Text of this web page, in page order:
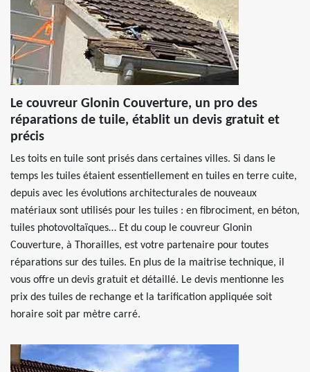
Le couvreur Glonin Couverture, un pro des
réparations de tuile, établit un devis gratuit et
précis
Les toits en tuile sont prisés dans certaines villes. Si dans le
temps les tuiles étaient essentiellement en tuiles en terre cuite,
depuis avec les évolutions architecturales de nouveaux
matériaux sont utilisés pour les tuiles : en fibrociment, en béton,
tuiles photovoltaïques… Et du coup le couvreur Glonin
Couverture, à Thorailles, est votre partenaire pour toutes
réparations sur des tuiles. En plus de la maitrise technique, il
vous offre un devis gratuit et détaillé. Le devis mentionne les
prix des tuiles de rechange et la tarification appliquée soit
horaire soit par mètre carré.